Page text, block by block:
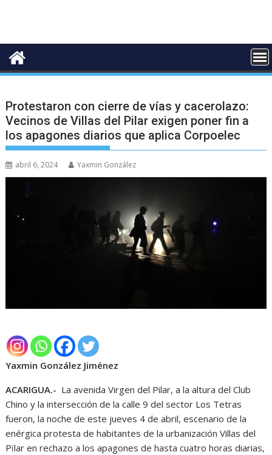
Protestaron con cierre de vías y cacerolazo:
Vecinos de Villas del Pilar exigen poner fin a
los apagones diarios que aplica Corpoelec
abril 6, 2024 Yaxmin González
Yaxmin González Jiménez
ACARIGUA.- La avenida Virgen del Pilar, a la altura del Club
Chino y la intersección de la calle 9 del sector Los Tetras
fueron, la noche de este jueves 4 de abril, escenario de la
enérgica protesta de habitantes de la urbanización Villas del
Pïlar en rechazo a los apagones de hasta cuatro horas diarias,